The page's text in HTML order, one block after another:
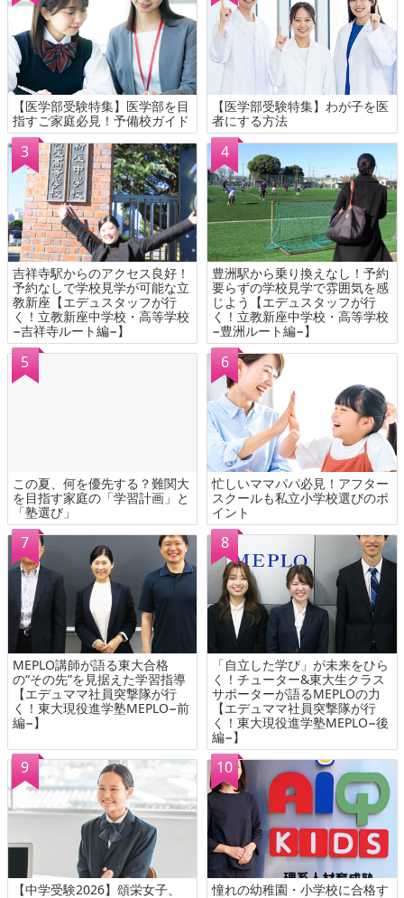
【医学部受験特集】医学部を目
指すご家庭必見！予備校ガイド
【医学部受験特集】わが子を医
者にする方法
吉祥寺駅からのアクセス良好！
予約なしで学校見学が可能な立
教新座【エデュスタッフが行
く！立教新座中学校・高等学校
−吉祥寺ルート編−】
豊洲駅から乗り換えなし！予約
要らずの学校見学で雰囲気を感
じよう【エデュスタッフが行
く！立教新座中学校・高等学校
−豊洲ルート編−】
この夏、何を優先する？難関大
を目指す家庭の「学習計画」と
「塾選び」
忙しいママパパ必見！アフター
スクールも私立小学校選びのポ
イント
MEPLO講師が語る東大合格
の“その先”を見据えた学習指導
【エデュママ社員突撃隊が行
く！東大現役進学塾MEPLO−前
編−】
「自立した学び」が未来をひら
く！チューター&東大生クラス
サポーターが語るMEPLOの力
【エデュママ社員突撃隊が行
く！東大現役進学塾MEPLO−後
編−】
【中学受験2026】頌栄女子、
憧れの幼稚園・小学校に合格す